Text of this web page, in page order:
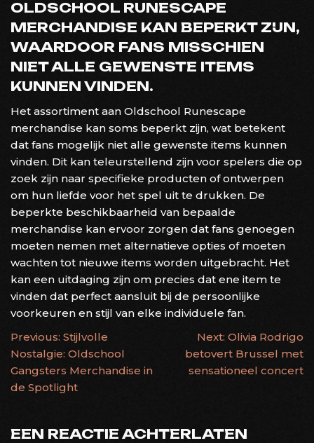
OLDSCHOOL RUNESCAPE
MERCHANDISE KAN BEPERKT ZIJN,
WAARDOOR FANS MISSCHIEN
NIET ALLE GEWENSTE ITEMS
KUNNEN VINDEN.
Het assortiment aan Oldschool Runescape
merchandise kan soms beperkt zijn, wat betekent
dat fans mogelijk niet alle gewenste items kunnen
vinden. Dit kan teleurstellend zijn voor spelers die op
zoek zijn naar specifieke producten of ontwerpen
om hun liefde voor het spel uit te drukken. De
beperkte beschikbaarheid van bepaalde
merchandise kan ervoor zorgen dat fans genoegen
moeten nemen met alternatieve opties of moeten
wachten tot nieuwe items worden uitgebracht. Het
kan een uitdaging zijn om precies dat ene item te
vinden dat perfect aansluit bij de persoonlijke
voorkeuren en stijl van elke individuele fan.
BERICHTNAVIGATIE
Previous: Stijlvolle
Nostalgie: Oldschool
Gangsters Merchandise in
de Spotlight
Next: Olivia Rodrigo
betovert Brussel met
sensationeel concert
EEN REACTIE ACHTERLATEN